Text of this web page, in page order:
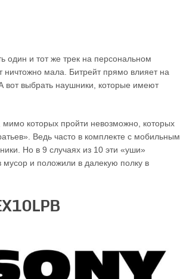
один и тот же трек на персональном
мала. Битрейт прямо влияет на
вот выбрать наушники, которые имеют
которых пройти невозможно, которых
Ведь часто в комплекте с мобильным
Но в 9 случаях из 10 эти «уши»
и положили в далекую полку в